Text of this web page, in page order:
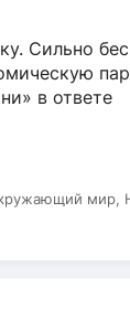
Сильно
в ответе
мир,